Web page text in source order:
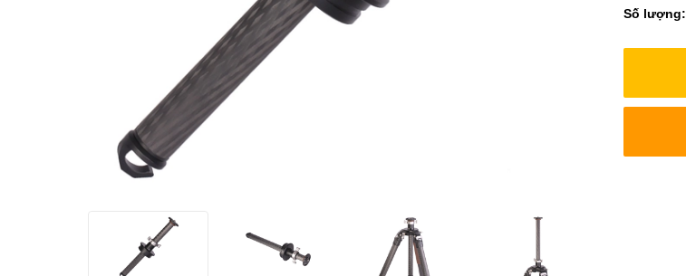
Số lượng: